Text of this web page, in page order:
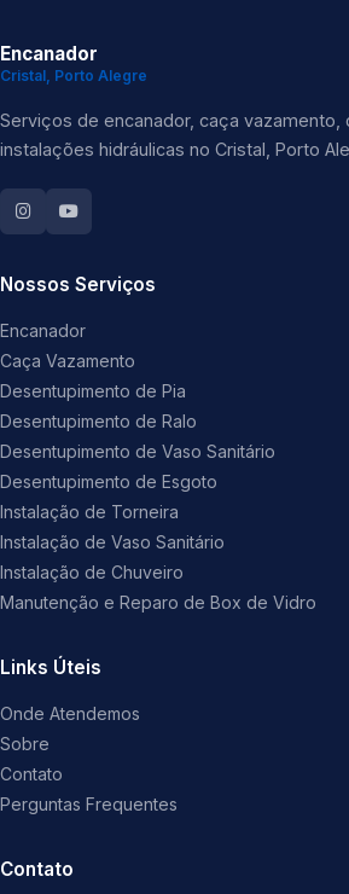
Encanador
Cristal, Porto Alegre
Serviços de encanador, caça
instalações hidráulicas no Cristal, Porto
Nossos Serviços
Encanador
Caça Vazamento
Desentupimento de Pia
Desentupimento de Ralo
Desentupimento de Vaso Sanitário
Desentupimento de Esgoto
Instalação de Torneira
Instalação de Vaso Sanitário
Instalação de Chuveiro
Manutenção e Reparo de Box de Vidro
Links Úteis
Onde Atendemos
Sobre
Contato
Perguntas Frequentes
Contato